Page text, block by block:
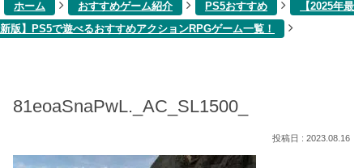
ホーム おすすめゲーム紹介 PS5おすすめ
【2025年最
新版】PS5で遊べるおすすめアクションRPGゲーム一覧！
81eoaSnaPwL._AC_SL1500_
2023.08.16